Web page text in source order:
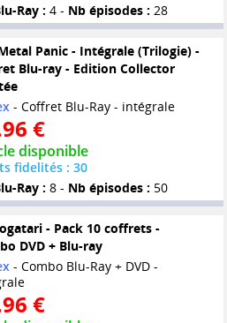
Ray : 4 - Nb épisodes : 28
Panic - Intégrale (Trilogie) -
Blu-ray - Edition Collector
- Coffret Blu-Ray - intégrale
€
disponible
fidelités : 30
Ray : 8 - Nb épisodes : 50
- Pack 10 coffrets -
DVD + Blu-ray
- Combo Blu-Ray + DVD -
€